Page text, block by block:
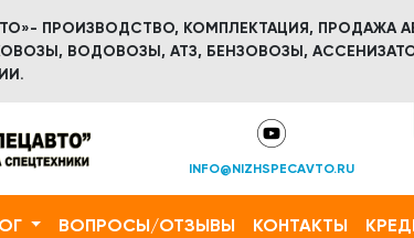
ПРОИЗВОДСТВО, КОМПЛЕКТАЦИЯ, ПРОДАЖА
ВОДОВОЗЫ, АТЗ, БЕНЗОВОЗЫ,
INFO@NIZHSPECAVTO.RU
ВОПРОСЫ/ОТЗЫВЫ КОНТАКТЫ